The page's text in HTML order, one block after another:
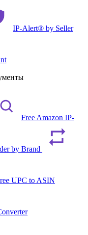
IP-Alert® by Seller
Free Amazon IP-
by Brand
UPC to ASIN